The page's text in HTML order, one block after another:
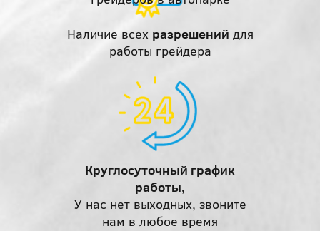
Наличие всех разрешений для
работы грейдера
Круглосуточный график
работы,
У нас нет выходных, звоните
нам в любое время